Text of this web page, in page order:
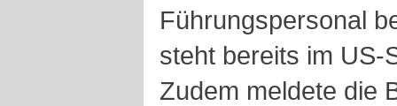
Führungspersonal
steht bereits im US-
Zudem meldete die